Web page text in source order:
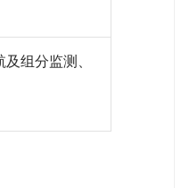
组分监测、